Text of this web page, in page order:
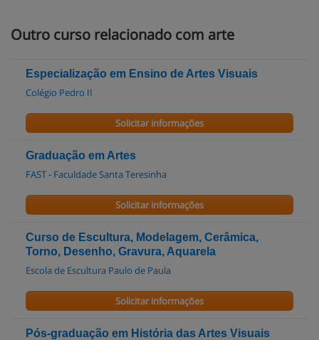
Outro curso relacionado com arte
Especialização em Ensino de Artes Visuais
Colégio Pedro II
Solicitar informações
Graduação em Artes
FAST - Faculdade Santa Teresinha
Solicitar informações
Curso de Escultura, Modelagem, Cerâmica,
Torno, Desenho, Gravura, Aquarela
Escola de Escultura Paulo de Paula
Solicitar informações
Pós-graduação em História das Artes Visuais